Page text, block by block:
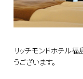
リッチモンドホテル
うございます。